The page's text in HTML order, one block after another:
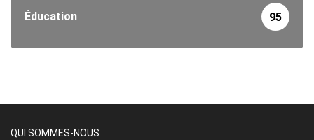
Éducation 95
QUI SOMMES-NOUS